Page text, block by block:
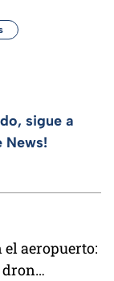
sigue a
News!
el aeropuerto:
dron